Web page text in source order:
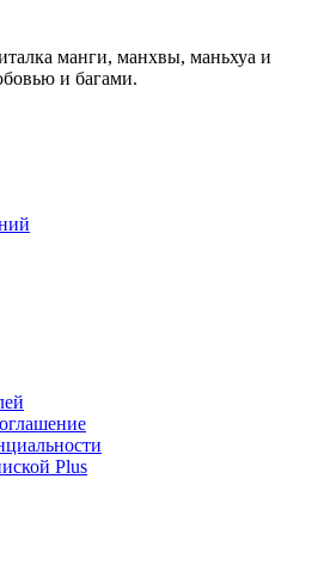
манги, манхвы, маньхуа и
и багами.
Plus